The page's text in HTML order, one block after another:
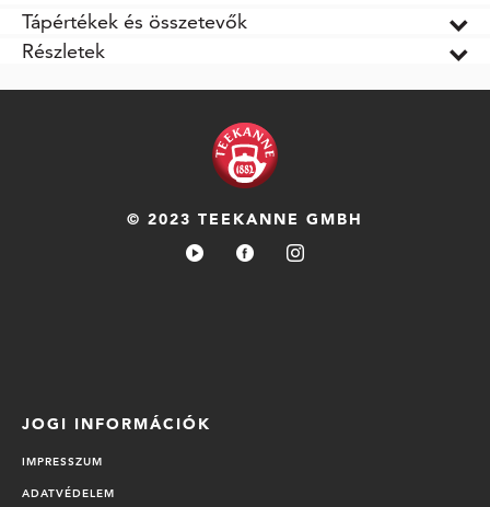
Tápértékek és összetevők
Részletek
© 2023 TEEKANNE GMBH
JOGI INFORMÁCIÓK
IMPRESSZUM
ADATVÉDELEM